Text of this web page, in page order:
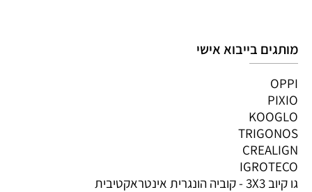
מותגים בייבוא אישי
OPPI
PIXIO
KOOGLO
TRIGONOS
CREALIGN
IGROTECO
גו קיוב 3X3 - קוביה הונגרית אינטראקטיבית